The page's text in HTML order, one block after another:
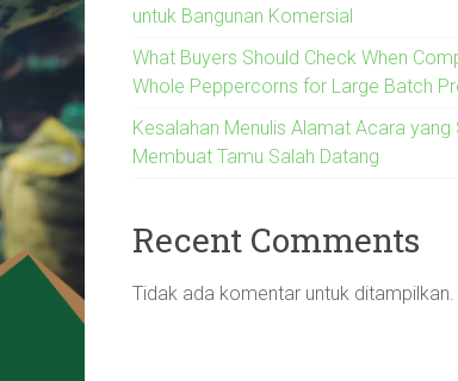
untuk Bangunan Komersial
What Buyers Should Check When
Whole Peppercorns for Large Batch
Kesalahan Menulis Alamat Acara yang
Membuat Tamu Salah Datang
Recent Comments
Tidak ada komentar untuk ditampilkan.